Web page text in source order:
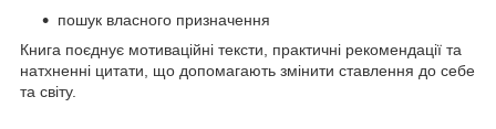
пошук власного призначення
Книга поєднує мотиваційні тексти, практичні рекомендації та
натхненні цитати, що допомагають змінити ставлення до себе
та світу.